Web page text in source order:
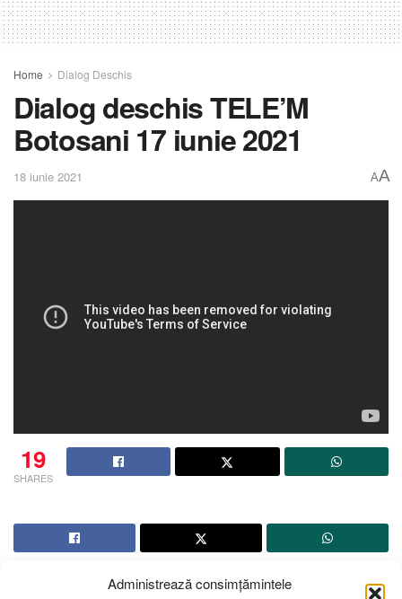
Administrează consimțămintele
Home Dialog Deschis
Dialog deschis TELE’M
Botosani 17 iunie 2021
18 iunie 2021 AA
19
SHARES